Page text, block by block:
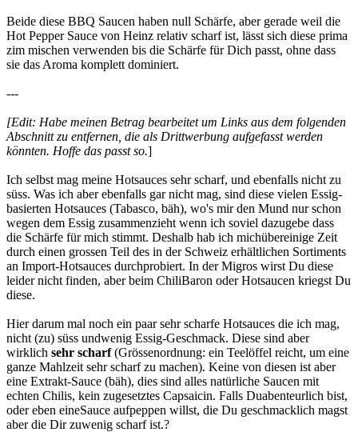
Beide diese BBQ Saucen haben null Schärfe, aber gerade weil die
Hot Pepper Sauce von Heinz relativ scharf ist, lässt sich diese prima
zim mischen verwenden bis die Schärfe für Dich passt, ohne dass
sie das Aroma komplett dominiert.
---
[Edit: Habe meinen Betrag bearbeitet um Links aus dem folgenden
Abschnitt zu entfernen, die als Drittwerbung aufgefasst werden
könnten. Hoffe das passt so.]
Ich selbst mag meine Hotsauces sehr scharf, und ebenfalls nicht zu
süss. Was ich aber ebenfalls gar nicht mag, sind diese vielen Essig-
basierten Hotsauces (Tabasco, bäh), wo's mir den Mund nur schon
wegen dem Essig zusammenzieht wenn ich soviel dazugebe dass
die Schärfe für mich stimmt. Deshalb hab ich michübereinige Zeit
durch einen grossen Teil des in der Schweiz erhältlichen Sortiments
an Import-Hotsauces durchprobiert. In der Migros wirst Du diese
leider nicht finden, aber beim ChiliBaron oder Hotsaucen kriegst Du
diese.
Hier darum mal noch ein paar sehr scharfe Hotsauces die ich mag,
nicht (zu) süss undwenig Essig-Geschmack. Diese sind aber
wirklich sehr scharf(Grössenordnung: ein Teelöffel reicht, um eine
ganze Mahlzeit sehr scharf zu machen). Keine von diesen ist aber
eine Extrakt-Sauce (bäh), dies sind alles natürliche Saucen mit
echten Chilis, kein zugesetztes Capsaicin. Falls Duabenteurlich bist,
oder eben eineSauce aufpeppen willst, die Du geschmacklich magst
aber die Dir zuwenig scharf ist.?